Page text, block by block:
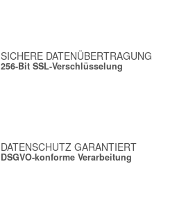
SICHERE DATENÜBERTRAGUNG
256-Bit SSL-Verschlüsselung
DATENSCHUTZ GARANTIERT
DSGVO-konforme Verarbeitung